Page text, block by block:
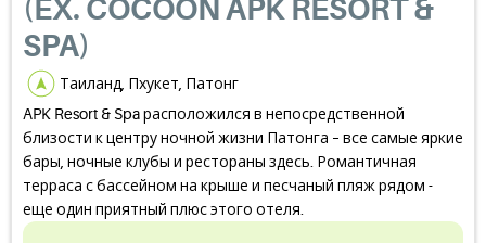
(EX. COCOON APK RESORT &
SPA)
Таиланд, Пхукет, Патонг
APK Resort & Spa расположился в непосредственной
близости к центру ночной жизни Патонга – все самые яркие
бары, ночные клубы и рестораны здесь. Романтичная
терраса с бассейном на крыше и песчаный пляж рядом -
еще один приятный плюс этого отеля.